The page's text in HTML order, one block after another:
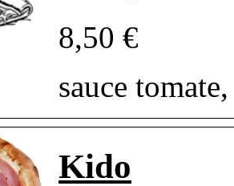
8,50 €
sauce
Kido